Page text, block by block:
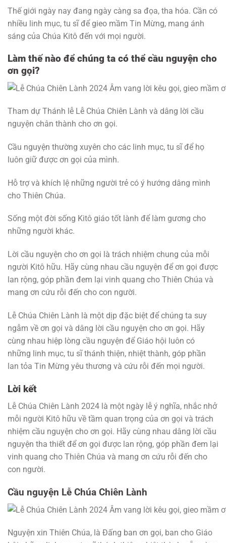
Thế giới ngày nay đang ngày càng sa đọa, tha hóa. Cần có
nhiều linh mục, tu sĩ để gieo mầm Tin Mừng, mang ánh
sáng của Chúa Kitô đến với mọi người.
Làm thế nào để chúng ta có thể cầu nguyện cho
ơn gọi?
Tham dự Thánh lễ Lễ Chúa Chiên Lành và dâng lời cầu
nguyện chân thành cho ơn gọi.
Cầu nguyện thường xuyên cho các linh mục, tu sĩ để họ
luôn giữ được ơn gọi của mình.
Hỗ trợ và khích lệ những người trẻ có ý hướng dâng mình
cho Thiên Chúa.
Sống một đời sống Kitô giáo tốt lành để làm gương cho
những người khác.
Lời cầu nguyện cho ơn gọi là trách nhiệm chung của mỗi
người Kitô hữu. Hãy cùng nhau cầu nguyện để ơn gọi được
lan rộng, góp phần đem lại vinh quang cho Thiên Chúa và
mang ơn cứu rỗi đến cho con người.
Lễ Chúa Chiên Lành là một dịp đặc biệt để chúng ta suy
ngẫm về ơn gọi và dâng lời cầu nguyện cho ơn gọi. Hãy
cùng nhau hiệp lòng cầu nguyện để Giáo hội luôn có
những linh mục, tu sĩ thánh thiện, nhiệt thành, góp phần
lan tỏa Tin Mừng yêu thương và cứu rỗi đến mọi người.
Lời kết
Lễ Chúa Chiên Lành 2024 là một ngày lễ ý nghĩa, nhắc nhở
mỗi người Kitô hữu về tầm quan trọng của ơn gọi và trách
nhiệm cầu nguyện cho ơn gọi. Hãy cùng nhau dâng lời cầu
nguyện tha thiết để ơn gọi được lan rộng, góp phần đem lại
vinh quang cho Thiên Chúa và mang ơn cứu rỗi đến cho
con người.
Cầu nguyện Lễ Chúa Chiên Lành
Nguyện xin Thiên Chúa, là Đấng ban ơn gọi, ban cho Giáo